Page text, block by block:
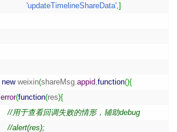
'updateTimelineShareData' ]
new weixin(shareMsg. appid function(){
error(function(res){
//用于查看回调失败的情形，辅助debug
//alert(res);